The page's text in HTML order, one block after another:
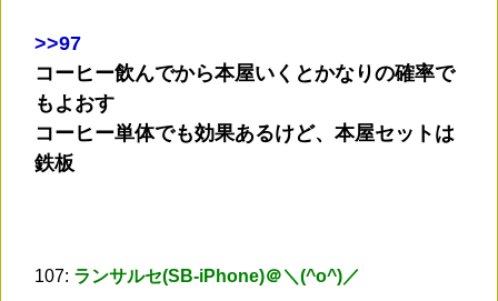
>>97
コーヒー飲んでから本屋いくとかなりの確率で
もよおす
コーヒー単体でも効果あるけど、本屋セットは
鉄板
107: ランサルセ(SB-iPhone)＠＼(^o^)／